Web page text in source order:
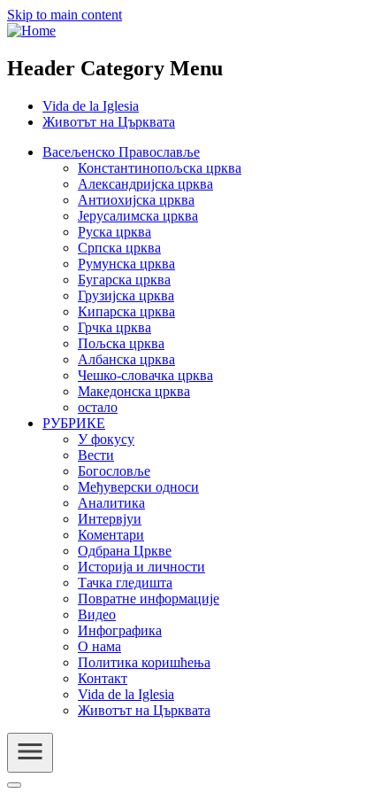
Skip to main content
Header Category Menu
Vida de la Iglesia
Животът на Църквата
Васељенско Православље
Константинопољска црква
Александријска црква
Антиохијска црква
Јерусалимска црква
Руска црква
Српска црква
Румунска црква
Бугарска црква
Грузијска црква
Кипарска црква
Грчка црква
Пољска црква
Албанска црква
Чешко-словачка црква
Македонска црква
остало
РУБРИКЕ
У фокусу
Вести
Богословље
Међуверски односи
Аналитика
Интервјуи
Коментари
Одбрана Цркве
Историја и личности
Тачка гледишта
Повратне информације
Видео
Инфографика
О нама
Политика коришћења
Контакт
Vida de la Iglesia
Животът на Църквата